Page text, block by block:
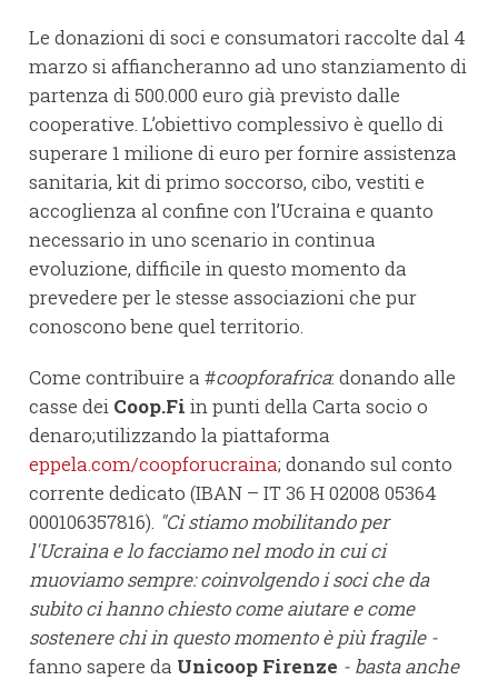
Le donazioni di soci e consumatori raccolte dal 4
marzo si affiancheranno ad uno stanziamento di
partenza di 500.000 euro già previsto dalle
cooperative. L’obiettivo complessivo è quello di
superare 1 milione di euro per fornire assistenza
sanitaria, kit di primo soccorso, cibo, vestiti e
accoglienza al confine con l’Ucraina e quanto
necessario in uno scenario in continua
evoluzione, difficile in questo momento da
prevedere per le stesse associazioni che pur
conoscono bene quel territorio.
Come contribuire a #coopforafrica: donando alle
casse dei Coop.Fi in punti della Carta socio o
denaro;utilizzando la piattaforma
eppela.com/coopforucraina; donando sul conto
corrente dedicato (IBAN – IT 36 H 02008 05364
000106357816). "Ci stiamo mobilitando per
l'Ucraina e lo facciamo nel modo in cui ci
muoviamo sempre: coinvolgendo i soci che da
subito ci hanno chiesto come aiutare e come
sostenere chi in questo momento è più fragile -
fanno sapere da Unicoop Firenze - basta anche